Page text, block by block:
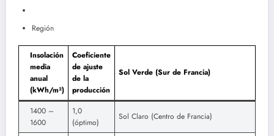
Región
Insolación
media
anual
(kWh/m²)
Coeficiente
de ajuste
de la
producción
Sol Verde (Sur de Francia)
1400 –
1600
1,0
(óptimo)
Sol Claro (Centro de Francia)